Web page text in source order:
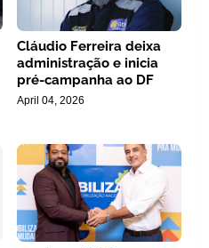
Cláudio Ferreira deixa
administração e inicia
pré-campanha ao DF
April 04, 2026